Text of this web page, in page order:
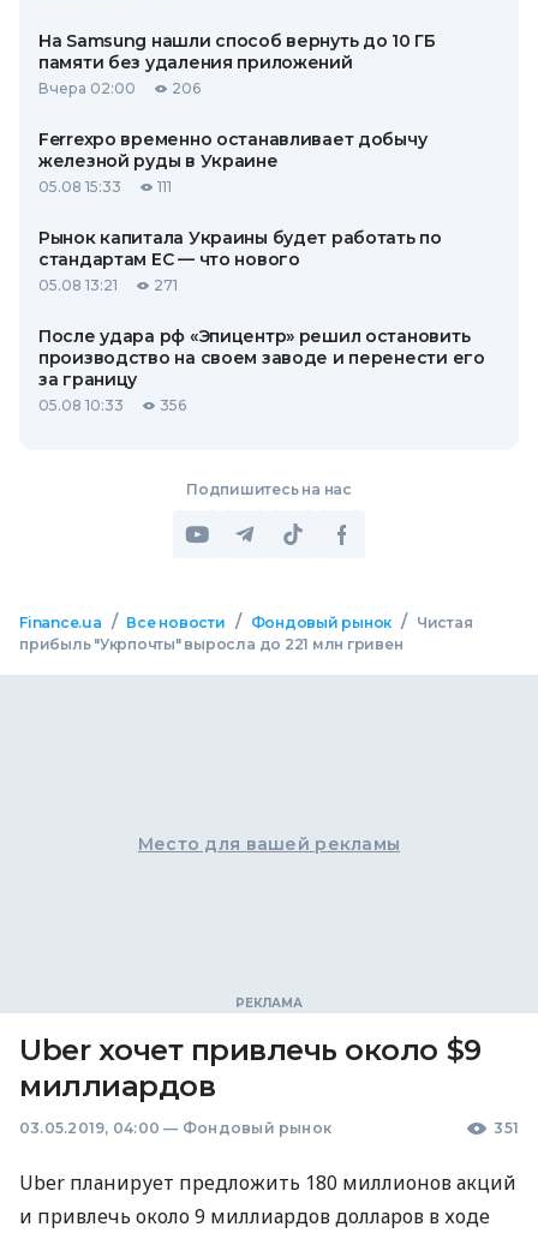
На Samsung нашли способ вернуть до 10 ГБ
памяти без удаления приложений
Вчера 02:00 206
Ferrexpo временно останавливает добычу
железной руды в Украине
05.08 15:33 111
Рынок капитала Украины будет работать по
стандартам ЕС — что нового
05.08 13:21 271
После удара рф «Эпицентр» решил остановить
производство на своем заводе и перенести его
за границу
05.08 10:33 356
Подпишитесь на нас
Finance.ua / Все новости / Фондовый рынок /
Чистая
прибыль "Укрпочты" выросла до 221 млн гривен
Место для вашей рекламы
Uber хочет привлечь около $9
миллиардов
03.05.2019, 04:00 — Фондовый рынок 351
Uber планирует предложить 180 миллионов акций
и привлечь около 9 миллиардов долларов в ходе